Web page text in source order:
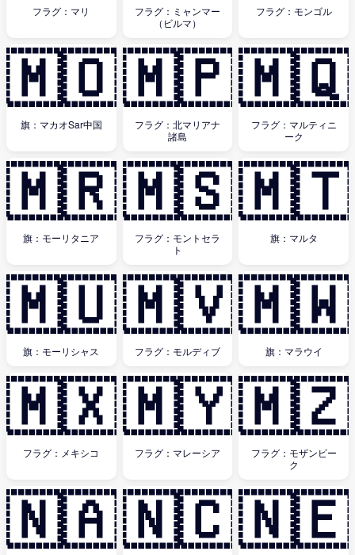
フラグ：マリ
フラグ：ミャンマー
（ビルマ）
フラグ：モンゴル
🇲🇴
旗：マカオSar中国
🇲🇵
フラグ：北マリアナ
諸島
🇲🇶
フラグ：マルティニ
ーク
🇲🇷
旗：モーリタニア
🇲🇸
フラグ：モントセラ
ト
🇲🇹
旗：マルタ
🇲🇺
旗：モーリシャス
🇲🇻
フラグ：モルディブ
🇲🇼
旗：マラウイ
🇲🇽
フラグ：メキシコ
🇲🇾
フラグ：マレーシア
🇲🇿
フラグ：モザンビー
ク
🇳🇦🇳🇨🇳🇪